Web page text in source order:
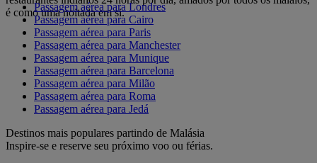
é como uma noitada em si.
Passagem aérea para Londres
Passagem aérea para Cairo
Passagem aérea para Paris
Passagem aérea para Manchester
Passagem aérea para Munique
Passagem aérea para Barcelona
Passagem aérea para Milão
Passagem aérea para Roma
Passagem aérea para Jedá
Destinos mais populares partindo de Malásia
Inspire-se e reserve seu próximo voo ou férias.